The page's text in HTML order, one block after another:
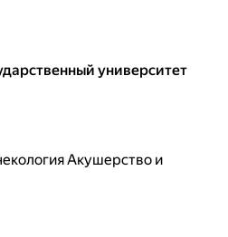
университет